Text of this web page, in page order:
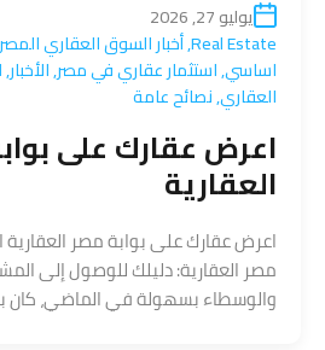
يوليو 27, 2026
Real Estate
,أخبار السوق العقاري
اساسي,استثمار عقاري في مصر,الأخبار,
العقاري,نصائح عامة
اعرض عقارك على
العقارية
اعرض عقارك على بوابة مصر
مصر العقارية: دليلك للوصول إلى
والوسطاء بسهولة في الماضي، كان